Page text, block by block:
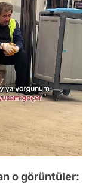
o görüntüler: